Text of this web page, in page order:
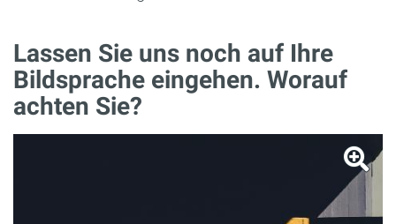
Lassen Sie uns noch auf Ihre
Bildsprache eingehen. Worauf
achten Sie?